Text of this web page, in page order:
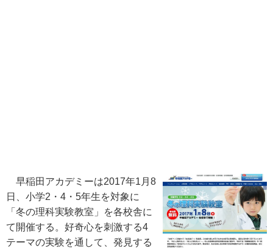
早稲田アカデミーは2017年1月8
日、小学2・4・5年生を対象に
「冬の理科実験教室」を各校舎に
て開催する。好奇心を刺激する4
テーマの実験を通して、発見する